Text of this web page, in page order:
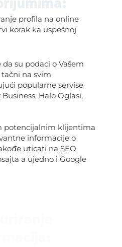
profila na online
korak ka uspešnoj
su podaci o Vašem
na svim
popularne servise
Halo Oglasi,
potencijalnim klijentima
informacije o
uticati na SEO
a ujedno i Google